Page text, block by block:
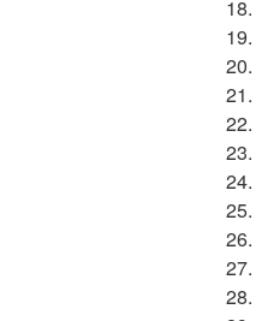
18.
19.
20.
21.
22.
23.
24.
25.
26.
27.
28.